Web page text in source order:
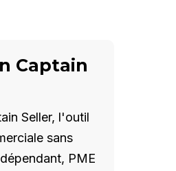
Captain
Seller, l'outil
sans
PME